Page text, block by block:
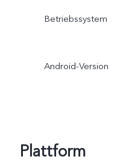
Betriebssystem
Android-Version
Plattform